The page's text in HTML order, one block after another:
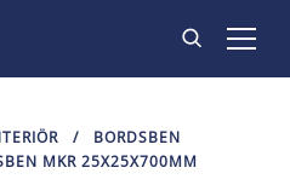
/
BORDSBEN
MKR 25X25X700MM